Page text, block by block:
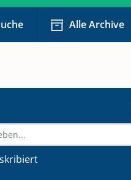
Alle Archive
Beerdigte (inkl.